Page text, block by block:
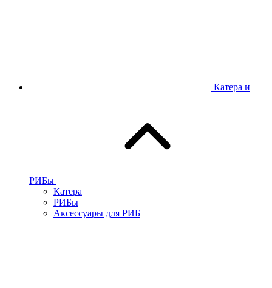
Катера и
РИБы
Катера
РИБы
Аксессуары для РИБ